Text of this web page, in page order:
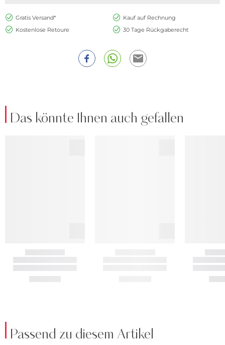
Gratis Versand*
Kauf auf Rechnung
Kostenlose Retoure
30 Tage Rückgaberecht
Das könnte Ihnen auch gefallen
Passend zu diesem Artikel